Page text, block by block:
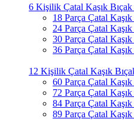
6 Kişilik Çatal Kaşık Bıçak
18 Parça Çatal Kaşık
24 Parça Çatal Kaşık
30 Parça Çatal Kaşık
36 Parça Çatal Kaşık
12 Kişilik Çatal Kaşık
60 Parça Çatal Kaşık
72 Parça Çatal Kaşık
84 Parça Çatal Kaşık
89 Parça Çatal Kaşık